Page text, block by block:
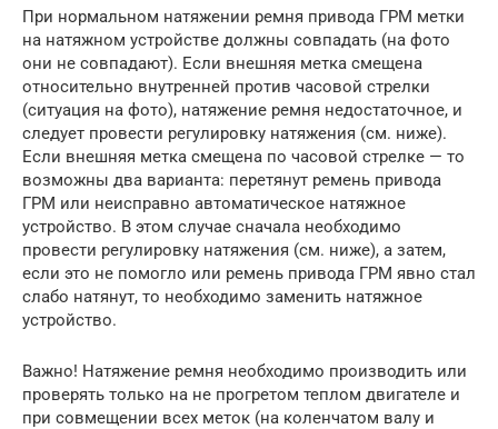
При нормальном натяжении ремня привода ГРМ метки
на натяжном устройстве должны совпадать (на фото
они не совпадают). Если внешняя метка смещена
относительно внутренней против часовой стрелки
(ситуация на фото), натяжение ремня недостаточное, и
следует провести регулировку натяжения (см. ниже).
Если внешняя метка смещена по часовой стрелке — то
возможны два варианта: перетянут ремень привода
ГРМ или неисправно автоматическое натяжное
устройство. В этом случае сначала необходимо
провести регулировку натяжения (см. ниже), а затем,
если это не помогло или ремень привода ГРМ явно стал
слабо натянут, то необходимо заменить натяжное
устройство.
Важно! Натяжение ремня необходимо производить или
проверять только на не прогретом теплом двигателе и
при совмещении всех меток (на коленчатом валу и